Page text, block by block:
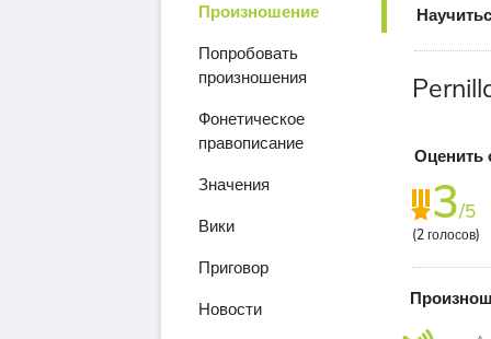
Произношение
Попробовать
произношения
Фонетическое
правописание
Значения
Вики
Приговор
Новости
Оценить
3/5
(2 голосов)